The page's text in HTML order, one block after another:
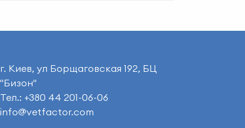
г. Киев, ул Борщаговская 192, БЦ
"Бизон"
Тел.: +380 44 201-06-06
info@vetfactor.com